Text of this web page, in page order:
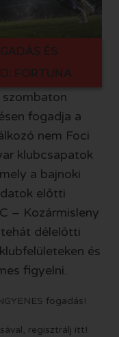
ÉS
FORTUNA
szombaton
fogadja a
nem Foci
klubcsapatok
a bajnoki
előtti
– Kozármisleny
délelőtti
és
figyelni.
fogadás!
regisztrálj itt!